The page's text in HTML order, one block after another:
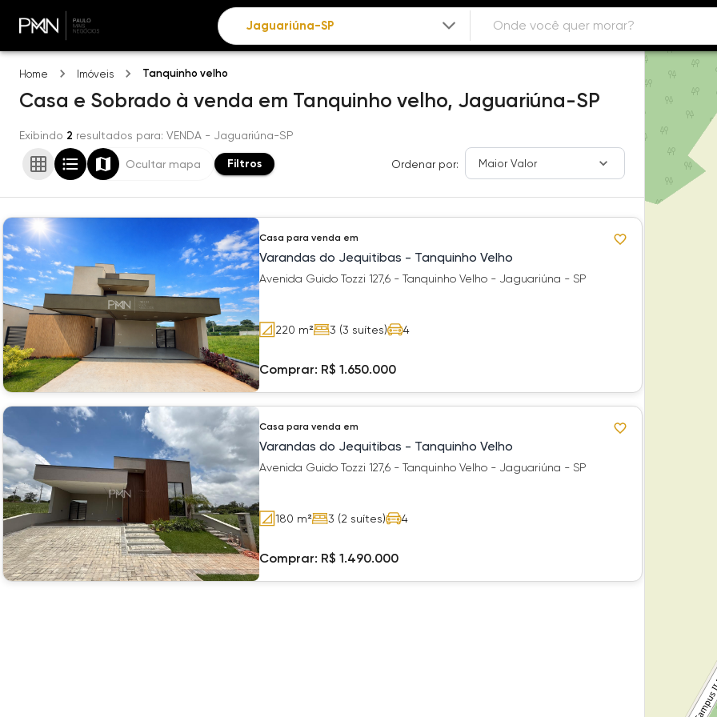
Home Imóveis Tanquinho velho
Casa e Sobrado à venda em Tanquinho velho, Jaguariúna-SP
Exibindo 2 resultados para: VENDA - Jaguariúna-SP
Ocultar mapa Filtros Ordenar por: Maior Valor
Casa para venda em
Varandas do Jequitibas - Tanquinho Velho
Avenida Guido Tozzi 127,6 - Tanquinho Velho - Jaguariúna - SP
220 m² 3 (3 suítes) 4
Comprar: R$ 1.650.000
Casa para venda em
Varandas do Jequitibas - Tanquinho Velho
Avenida Guido Tozzi 127,6 - Tanquinho Velho - Jaguariúna - SP
180 m² 3 (2 suítes) 4
Comprar: R$ 1.490.000